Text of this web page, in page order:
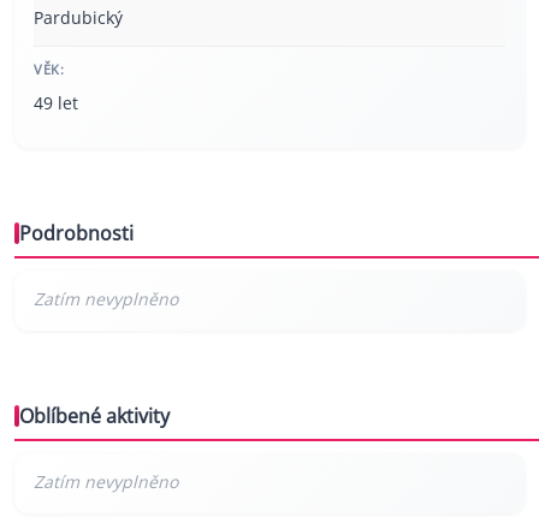
Pardubický
VĚK:
49 let
Podrobnosti
Oblíbené aktivity